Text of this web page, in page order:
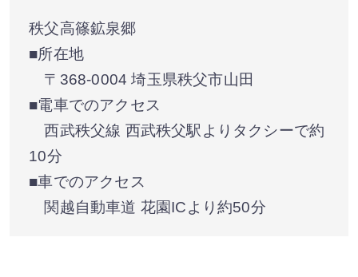
秩父高篠鉱泉郷
■所在地
〒368-0004 埼玉県秩父市山田
■電車でのアクセス
西武秩父線 西武秩父駅よりタクシーで約
10分
■車でのアクセス
関越自動車道 花園ICより約50分